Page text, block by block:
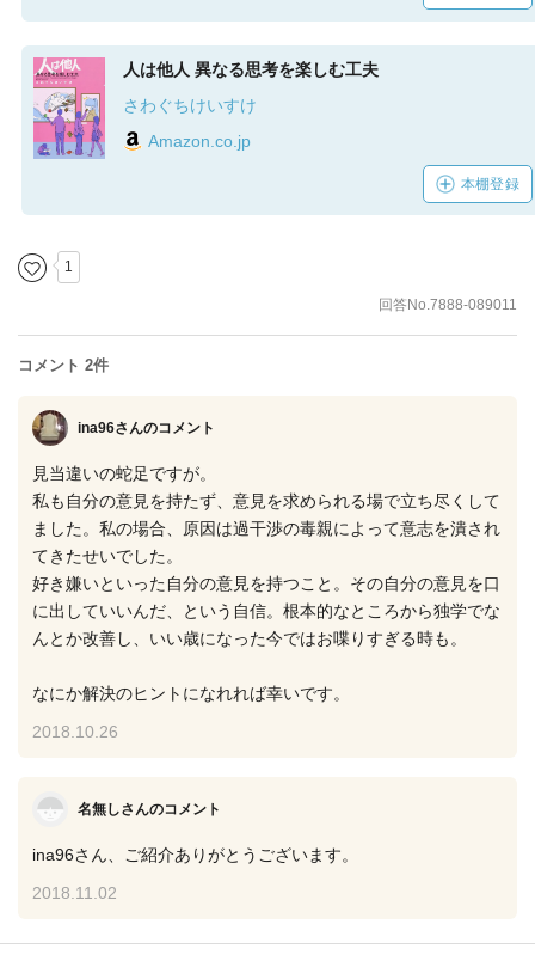
人は他人 異なる思考を楽しむ工夫
さわぐちけいすけ
Amazon.co.jp
本棚登録
1
回答No.7888-089011
コメント 2件
ina96さんのコメント
見当違いの蛇足ですが。
私も自分の意見を持たず、意見を求められる場で立ち尽くして
ました。私の場合、原因は過干渉の毒親によって意志を潰され
てきたせいでした。
好き嫌いといった自分の意見を持つこと。その自分の意見を口
に出していいんだ、という自信。根本的なところから独学でな
んとか改善し、いい歳になった今ではお喋りすぎる時も。
なにか解決のヒントになれれば幸いです。
2018.10.26
名無しさんのコメント
ina96さん、ご紹介ありがとうございます。
2018.11.02